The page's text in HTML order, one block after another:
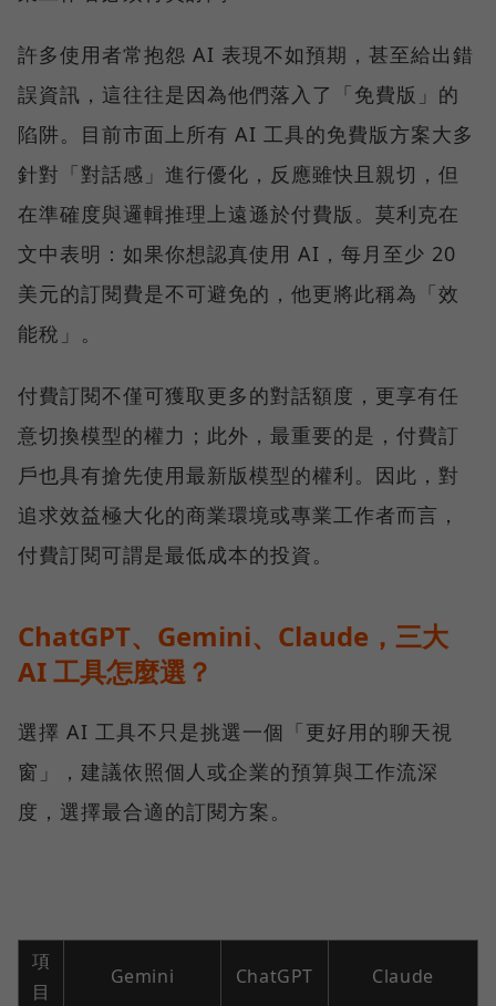
許多使用者常抱怨 AI 表現不如預期，甚至給出錯
誤資訊，這往往是因為他們落入了「免費版」的
陷阱。目前市面上所有 AI 工具的免費版方案大多
針對「對話感」進行優化，反應雖快且親切，但
在準確度與邏輯推理上遠遜於付費版。莫利克在
文中表明：如果你想認真使用 AI，每月至少 20
美元的訂閱費是不可避免的，他更將此稱為「效
能稅」。
付費訂閱不僅可獲取更多的對話額度，更享有任
意切換模型的權力；此外，最重要的是，付費訂
戶也具有搶先使用最新版模型的權利。因此，對
追求效益極大化的商業環境或專業工作者而言，
付費訂閱可謂是最低成本的投資。
ChatGPT、Gemini、Claude，三大
AI 工具怎麼選？
選擇 AI 工具不只是挑選一個「更好用的聊天視
窗」，建議依照個人或企業的預算與工作流深
度，選擇最合適的訂閱方案。
項
目
Gemini ChatGPT Claude